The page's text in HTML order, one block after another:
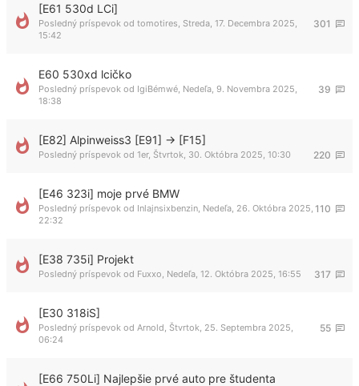
[E61 530d LCi]
301
Posledný príspevok od tomotires Streda, 17. Decembra 2025,
15:42
E60 530xd lcičko
39
Posledný príspevok od IgiBémwé Nedeľa, 9. Novembra 2025,
18:38
[E82] Alpinweiss3 [E91] -> [F15]
220
Posledný príspevok od 1er, Štvrtok, 30. Októbra 2025, 10:30
[E46 323i] moje prvé BMW
110
Posledný príspevok od Inlajnsixbenzin Nedeľa, 26. Októbra 2025,
22:32
[E38 735i] Projekt
317
Posledný príspevok od Fuxxo Nedeľa, 12. Októbra 2025, 16:55
[E30 318iS]
55
Posledný príspevok od Arnold Štvrtok, 25. Septembra 2025,
06:24
[E66 750Li] Najlepšie prvé auto pre študenta